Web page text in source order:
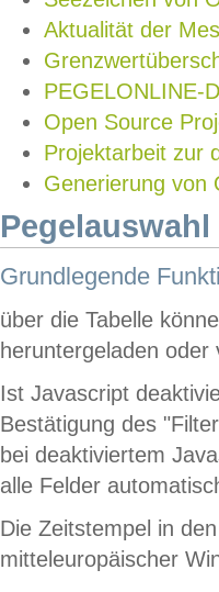
Aktualität der
PEGELONLINE-
Open Source
Projektarbeit zur
Generierung von
Grundlegende
über die Tabelle
heruntergeladen oder
Ist Javascript
Bestätigung des
bei deaktiviertem
alle Felder
Die Zeitstempel in
mitteleuropäischer